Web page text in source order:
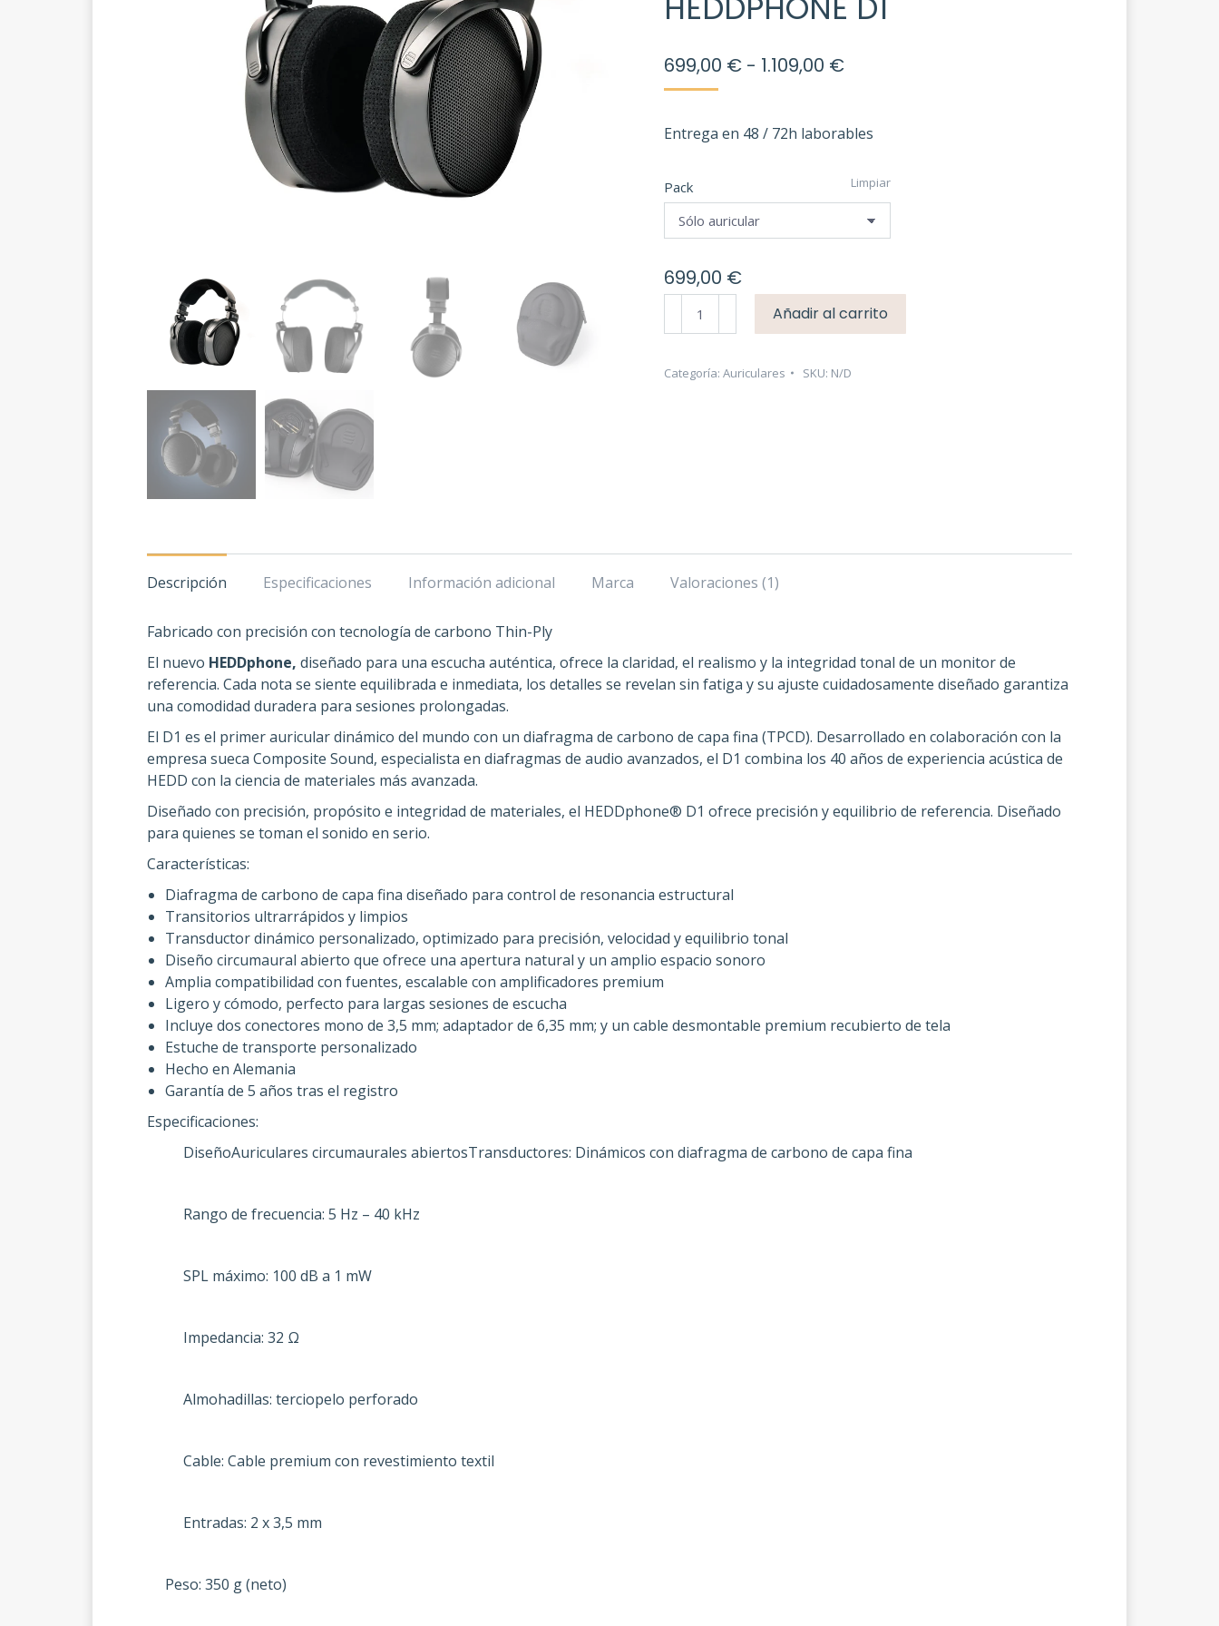
699,00 € - 1.109,00 €Rango
desde
hasta
1.109,00 €
Entrega en 48 / 72h laborables
Pack Limpiar
699,00 €
Añadir al carrito
Categoría: Auriculares SKU: N/D
Descripción Especificaciones Información adicional Marca Valoraciones (1)
Fabricado con precisión con tecnología de carbono Thin-Ply
El nuevo HEDDphone, diseñado para una escucha auténtica, ofrece la claridad, el realismo y la integridad tonal de un monitor de
referencia. Cada nota se siente equilibrada e inmediata, los detalles se revelan sin fatiga y su ajuste cuidadosamente diseñado garantiza
una comodidad duradera para sesiones prolongadas.
El D1 es el primer auricular dinámico del mundo con un diafragma de carbono de capa fina (TPCD). Desarrollado en colaboración con la
empresa sueca Composite Sound, especialista en diafragmas de audio avanzados, el D1 combina los 40 años de experiencia acústica de
HEDD con la ciencia de materiales más avanzada.
Diseñado con precisión, propósito e integridad de materiales, el HEDDphone® D1 ofrece precisión y equilibrio de referencia. Diseñado
para quienes se toman el sonido en serio.
Características:
Diafragma de carbono de capa fina diseñado para control de resonancia estructural
Transitorios ultrarrápidos y limpios
Transductor dinámico personalizado, optimizado para precisión, velocidad y equilibrio tonal
Diseño circumaural abierto que ofrece una apertura natural y un amplio espacio sonoro
Amplia compatibilidad con fuentes, escalable con amplificadores premium
Ligero y cómodo, perfecto para largas sesiones de escucha
Incluye dos conectores mono de 3,5 mm; adaptador de 6,35 mm; y un cable desmontable premium recubierto de tela
Estuche de transporte personalizado
Hecho en Alemania
Garantía de 5 años tras el registro
Especificaciones:
DiseñoAuriculares circumaurales abiertosTransductores: Dinámicos con diafragma de carbono de capa fina
Rango de frecuencia: 5 Hz – 40 kHz
SPL máximo: 100 dB a 1 mW
Impedancia: 32 Ω
Almohadillas: terciopelo perforado
Cable: Cable premium con revestimiento textil
Entradas: 2 x 3,5 mm
Peso: 350 g (neto)